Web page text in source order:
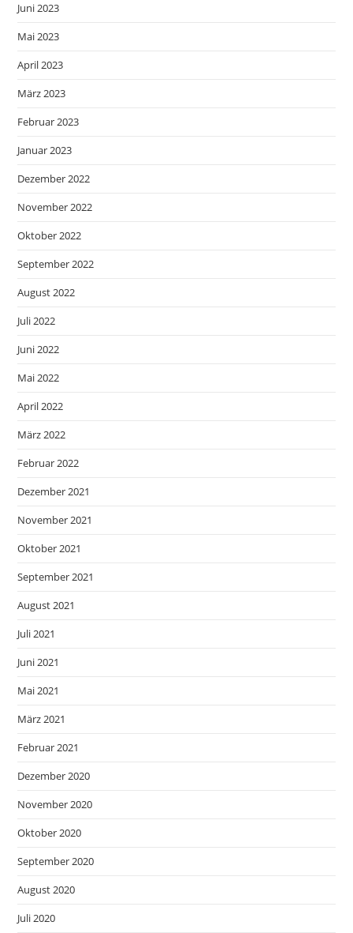
Juni 2023
Mai 2023
April 2023
März 2023
Februar 2023
Januar 2023
Dezember 2022
November 2022
Oktober 2022
September 2022
August 2022
Juli 2022
Juni 2022
Mai 2022
April 2022
März 2022
Februar 2022
Dezember 2021
November 2021
Oktober 2021
September 2021
August 2021
Juli 2021
Juni 2021
Mai 2021
März 2021
Februar 2021
Dezember 2020
November 2020
Oktober 2020
September 2020
August 2020
Juli 2020